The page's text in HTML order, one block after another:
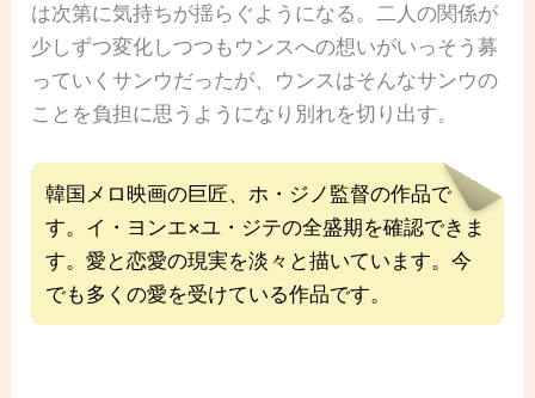
は次第に気持ちが揺らぐようになる。二人の関係が
少しずつ変化しつつもウンスへの想いがいっそう募
っていくサンウだったが、ウンスはそんなサンウの
ことを負担に思うようになり別れを切り出す。
韓国メロ映画の巨匠、ホ・ジノ監督の作品で
す。イ・ヨンエ×ユ・ジテの全盛期を確認できま
す。愛と恋愛の現実を淡々と描いています。今
でも多くの愛を受けている作品です。